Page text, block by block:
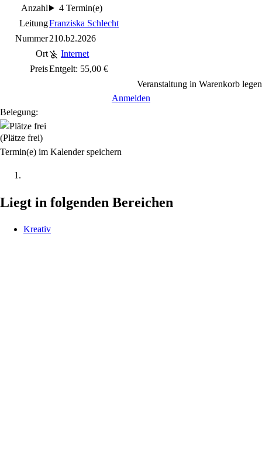
Anzahl
4 Termin(e)
LeitungFranziska Schlecht
Nummer210.b2.2026
Ort
Internet
PreisEntgelt: 55,00 €
Veranstaltung in Warenkorb legen
Anmelden
Belegung:
(Plätze frei)
Termin(e) im Kalender speichern
Liegt in folgenden Bereichen
Kreativ